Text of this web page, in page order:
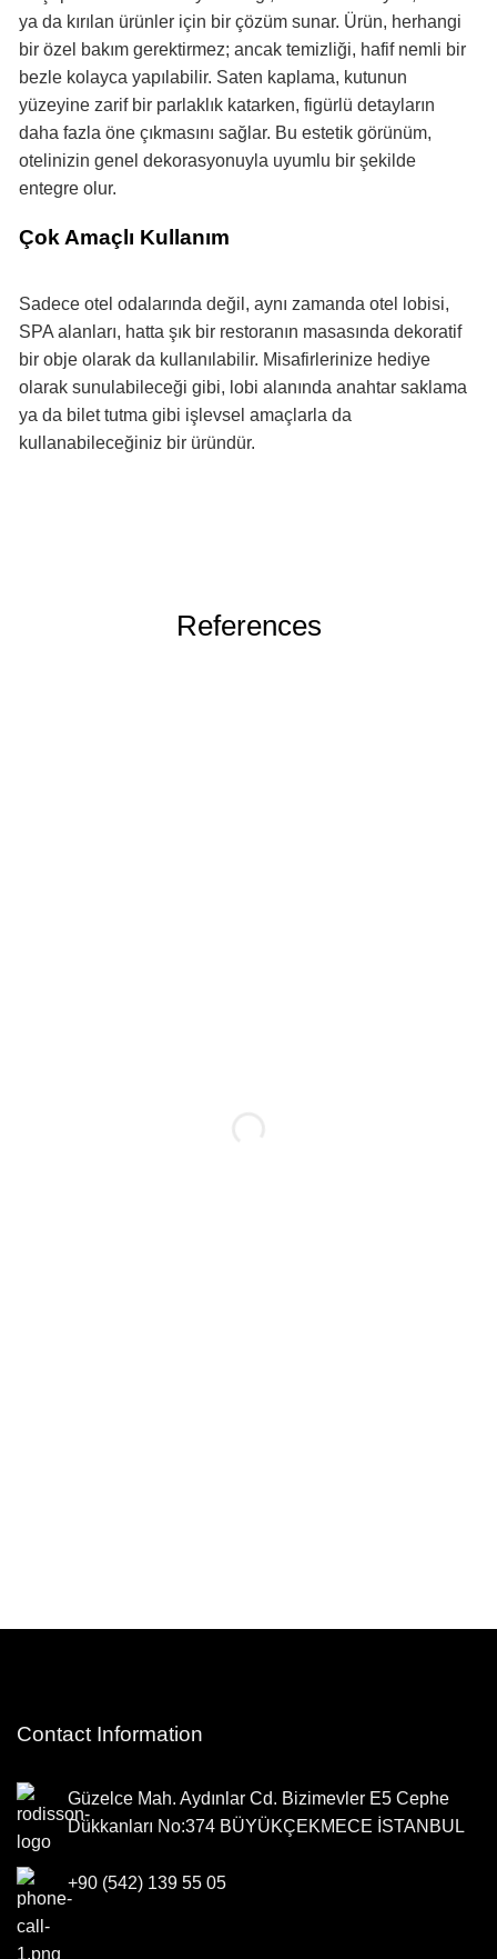
ya da kırılan ürünler için bir çözüm sunar. Ürün, herhangi
bir özel bakım gerektirmez; ancak temizliği, hafif nemli bir
bezle kolayca yapılabilir. Saten kaplama, kutunun
yüzeyine zarif bir parlaklık katarken, figürlü detayların
daha fazla öne çıkmasını sağlar. Bu estetik görünüm,
otelinizin genel dekorasyonuyla uyumlu bir şekilde
entegre olur.
Çok Amaçlı Kullanım
Sadece otel odalarında değil, aynı zamanda otel lobisi,
SPA alanları, hatta şık bir restoranın masasında dekoratif
bir obje olarak da kullanılabilir. Misafirlerinize hediye
olarak sunulabileceği gibi, lobi alanında anahtar saklama
ya da bilet tutma gibi işlevsel amaçlarla da
kullanabileceğiniz bir üründür.
References
Contact Information
Güzelce Mah. Aydınlar Cd. Bizimevler E5 Cephe
Dükkanları No:374 BÜYÜKÇEKMECE İSTANBUL
+90 (542) 139 55 05